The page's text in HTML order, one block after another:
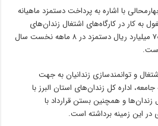
با اشاره به پرداخت دستمزد ماهیانه
به کار در کارگاه‌های اشتغال زندان‌های
استان البرز اظهار کرد: بیش از ۷۰ میلیارد ریال دستمزد در ۸ ماهه نخست سال
و توانمندسازی زندانیان به جهت
اداره کل زندان‌های استان البرز با
و همچنین بستن قرارداد با
این زمینه برداشته است.